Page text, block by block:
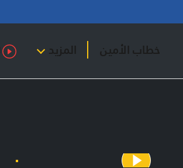
خطاب الأمين المزيد